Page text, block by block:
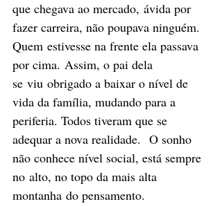
que chegava ao mercado, ávida por
fazer carreira, não poupava ninguém.
Quem estivesse na frente ela passava
por cima. Assim, o pai dela
se viu obrigado a baixar o nível de
vida da família, mudando para a
periferia. Todos tiveram que se
adequar a nova realidade.  O sonho
não conhece nível social, está sempre
no alto, no topo da mais alta
montanha do pensamento.